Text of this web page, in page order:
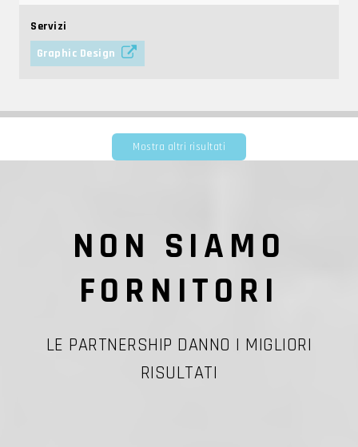
Servizi
Graphic Design
Mostra altri risultati
NON SIAMO
FORNITORI
LE PARTNERSHIP DANNO I MIGLIORI
RISULTATI